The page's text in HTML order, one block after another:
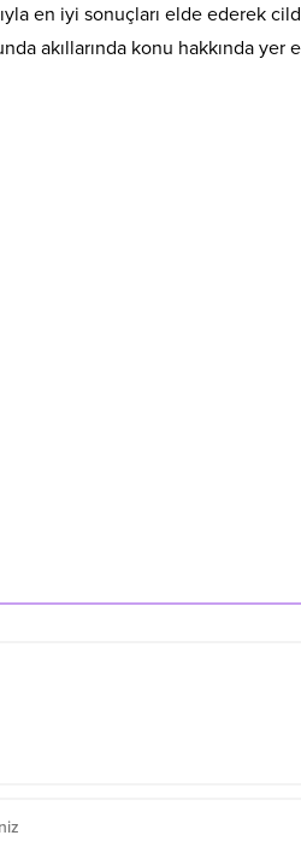
en iyi sonuçları elde ederek
akıllarında konu hakkında yer